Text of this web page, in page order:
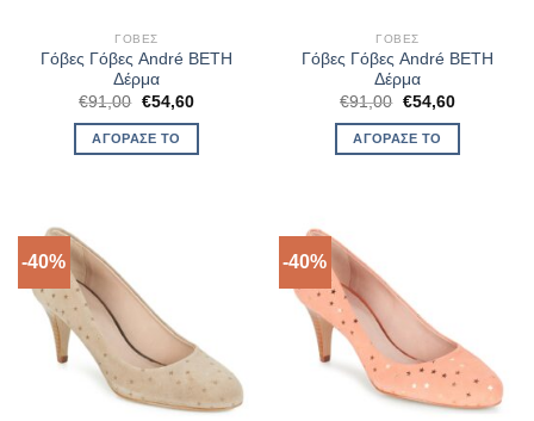
ΓΌΒΕΣ
Γόβες Γόβες André BETH
Δέρμα
€91,00 Original
price
was:
€91,00.
€54,60Η
τιμή
ΑΓΌΡΑΣΈ ΤΟ
ΓΌΒΕΣ
Γόβες Γόβες André BETH
Δέρμα
€91,00 Original
price
was:
€91,00.
€54,60Η
τιμή
ΑΓΌΡΑΣΈ ΤΟ
-40% -40%